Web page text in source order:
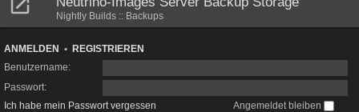
Nightly Builds :: Backups
ANMELDEN • REGISTRIEREN
Benutzername:
Passwort:
Ich habe mein Passwort vergessen
Angemeldet bleiben